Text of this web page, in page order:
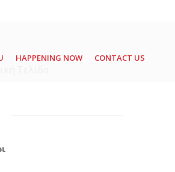
HAPPENING NOW CONTACT US